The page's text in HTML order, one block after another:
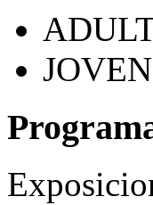
JOVEN